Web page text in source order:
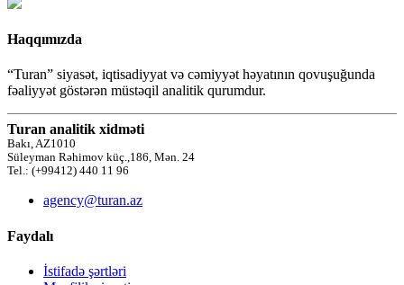
Haqqımızda
“Turan” siyasət, iqtisadiyyat və cəmiyyət həyatının qovuşuğunda
fəaliyyət göstərən müstəqil analitik qurumdur.
Turan analitik xidməti
Bakı, AZ1010
Süleyman Rəhimov küç.,186, Mən. 24
Tel.: (+99412) 440 11 96
agency@turan.az
Faydalı
İstifadə şərtləri